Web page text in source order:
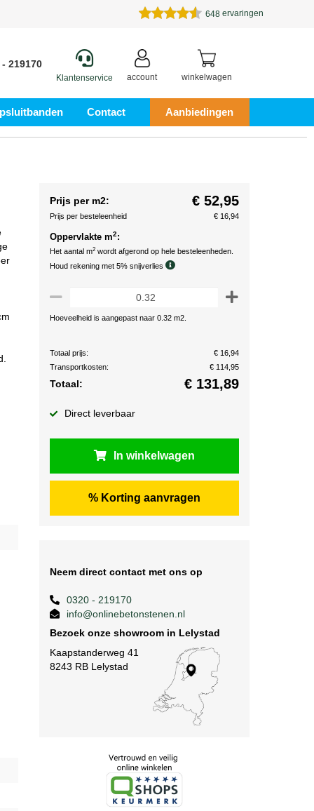
648 ervaringen
219170
Klantenservice account winkelwagen
Contact Aanbiedingen
Prijs per m2: € 52,95
Prijs per besteleenheid € 16,94
Oppervlakte m2:
Het aantal m2 wordt afgerond op hele besteleenheden.
Houd rekening met 5% snijverlies
Hoeveelheid is aangepast naar 0.32 m2.
Totaal prijs:
€ 16,94
Transportkosten:
€ 114,95
Totaal: € 131,89
Direct leverbaar
In winkelwagen
% Korting aanvragen
Neem direct contact met ons op
0320 - 219170
info@onlinebetonstenen.nl
Bezoek onze showroom in Lelystad
Kaapstanderweg 41
8243 RB Lelystad